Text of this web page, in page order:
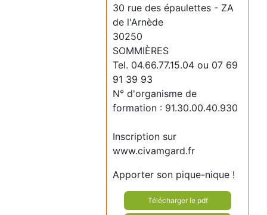
30 rue des épaulettes - ZA
de l'Arnède
30250
SOMMIÈRES
Tel. 04.66.77.15.04 ou 07 69
91 39 93
N° d'organisme de
formation : 91.30.00.40.930
Inscription sur
www.civamgard.fr
Apporter son pique-nique !
Télécharger le pdf